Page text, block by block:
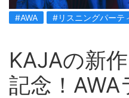
#AWA #リスニングパーテ
KAJAの新
記念！